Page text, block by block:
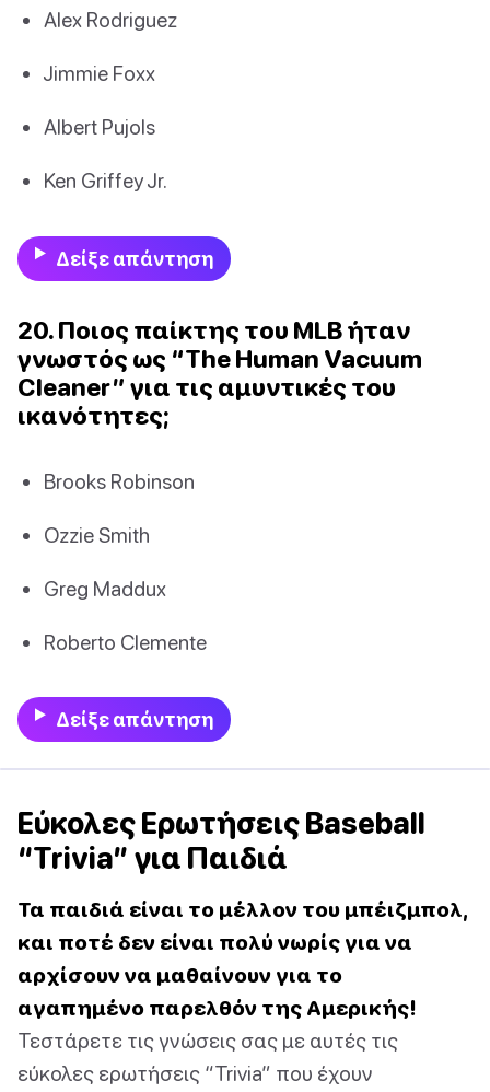
Alex Rodriguez
Jimmie Foxx
Albert Pujols
Ken Griffey Jr.
Δείξε απάντηση
20. Ποιος παίκτης του MLB ήταν
γνωστός ως “The Human Vacuum
Cleaner” για τις αμυντικές του
ικανότητες;
Brooks Robinson
Ozzie Smith
Greg Maddux
Roberto Clemente
Δείξε απάντηση
Εύκολες Ερωτήσεις Baseball
“Trivia” για Παιδιά
Τα παιδιά είναι το μέλλον του μπέιζμπολ,
και ποτέ δεν είναι πολύ νωρίς για να
αρχίσουν να μαθαίνουν για το
αγαπημένο παρελθόν της Αμερικής!
Τεστάρετε τις γνώσεις σας με αυτές τις
εύκολες ερωτήσεις “Trivia” που έχουν